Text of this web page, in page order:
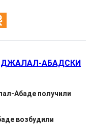
АБАДСКИ
Абаде получили
возбудили